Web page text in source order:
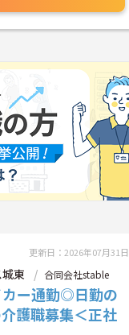
更新日：2026年07月31日
東 合同会社stable
カー通勤◎日勤の
護職募集＜正社